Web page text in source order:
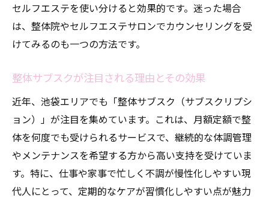
セルフエステを使い分けると効果的です。迷った場合
は、整体院やセルフエステサロンでカウンセリングを受
けてみるのも一つの方法です。
整体サブスクが注目される理由とその効果
近年、池袋エリアでも「整体サブスク（サブスクリプシ
ョン）」が注目を集めています。これは、月額定額で整
体を何度でも受けられるサービスで、継続的な体調管理
やメンテナンスを希望する方から高い支持を受けていま
す。特に、仕事や家事で忙しく不調が慢性化しやすい現
代人にとって、定期的なケアが習慣化しやすい点が魅力